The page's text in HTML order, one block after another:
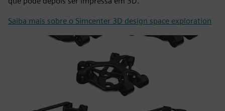
Saiba mais sobre o Simcenter 3D design space exploration